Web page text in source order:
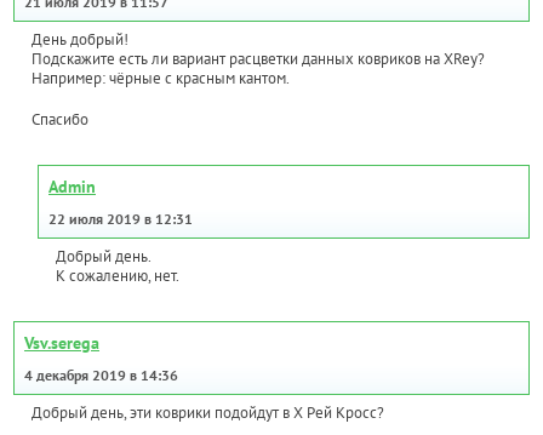
День добрый!
Подскажите есть ли вариант расцветки данных ковриков на XRey?
Например: чёрные с красным кантом.
Спасибо
Admin
22 июля 2019 в 12:31
Добрый день.
К сожалению, нет.
Vsv.serega
4 декабря 2019 в 14:36
Добрый день, эти коврики подойдут в Х Рей Кросс?